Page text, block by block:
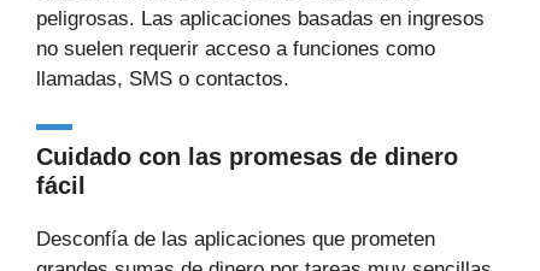
peligrosas. Las aplicaciones basadas en ingresos
no suelen requerir acceso a funciones como
llamadas, SMS o contactos.
Cuidado con las promesas de dinero
fácil
Desconfía de las aplicaciones que prometen